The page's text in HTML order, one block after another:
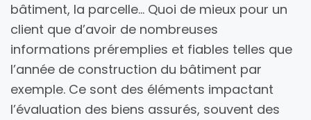
bâtiment, la parcelle… Quoi de mieux pour un
client que d’avoir de nombreuses
informations préremplies et fiables telles que
l’année de construction du bâtiment par
exemple. Ce sont des éléments impactant
l’évaluation des biens assurés, souvent des